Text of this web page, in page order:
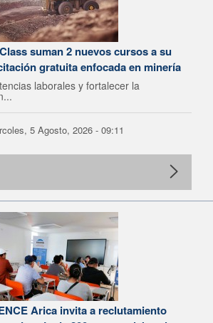
suman 2 nuevos cursos a su
gratuita enfocada en minería
laborales y fortalecer la
5 Agosto, 2026 - 09:11
Arica invita a reclutamiento